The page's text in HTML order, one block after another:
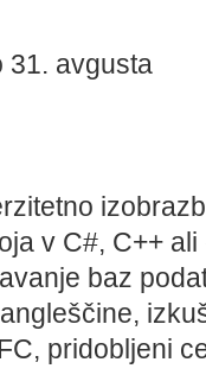
31. avgusta
v C#, C++
baz
pridobljeni